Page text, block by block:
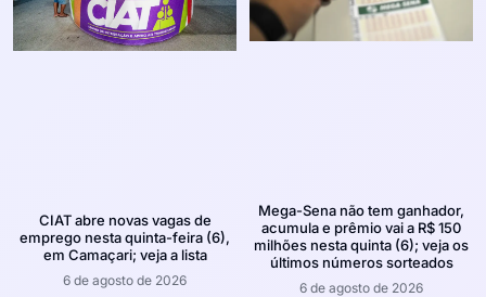
CIAT abre novas vagas de
emprego nesta quinta-feira (6),
em Camaçari; veja a lista
6 de agosto de 2026
Mega-Sena não tem ganhador,
acumula e prêmio vai a R$ 150
milhões nesta quinta (6); veja os
últimos números sorteados
6 de agosto de 2026